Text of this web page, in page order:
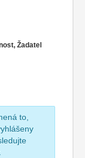
Žadatel
to,